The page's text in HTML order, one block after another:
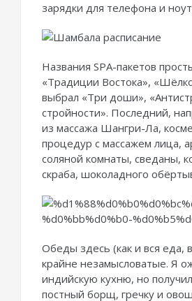
зарядки для телефона и
Названия SPA-пакетов
«Традиции Востока»,
выбрал «Три доши»,
стройности». Последний,
из массажа Шангри-Ла,
процедур с массажем лица,
соляной комнаты, сведаны,
скраба, шоколадного
Обеды здесь (как и вся еда,
крайне незамысловатые. Я
индийскую кухню, но
постный борщ, гречку и